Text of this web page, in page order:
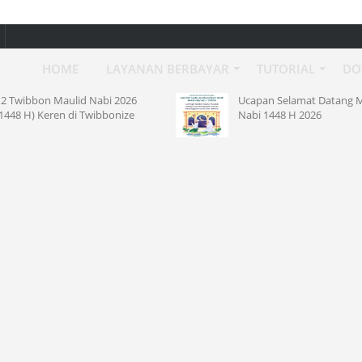
Ucapan Selamat Datang Maulid
Nabi 1448 H 2026